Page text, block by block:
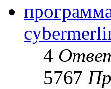
4
5767